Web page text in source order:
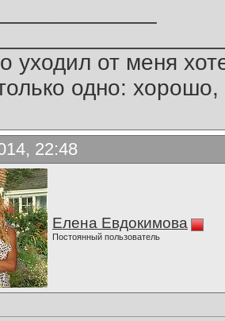
уходил от меня
одно:
22:48
Елена Евдокимова
Постоянный пользователь